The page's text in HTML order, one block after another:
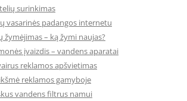
surinkimas
vasarinės padangos internetu
žymėjimas – ką žymi naujas?
įvaizdis – vandens aparatai
reklamos apšvietimas
reklamos gamyboje
vandens filtrus namui